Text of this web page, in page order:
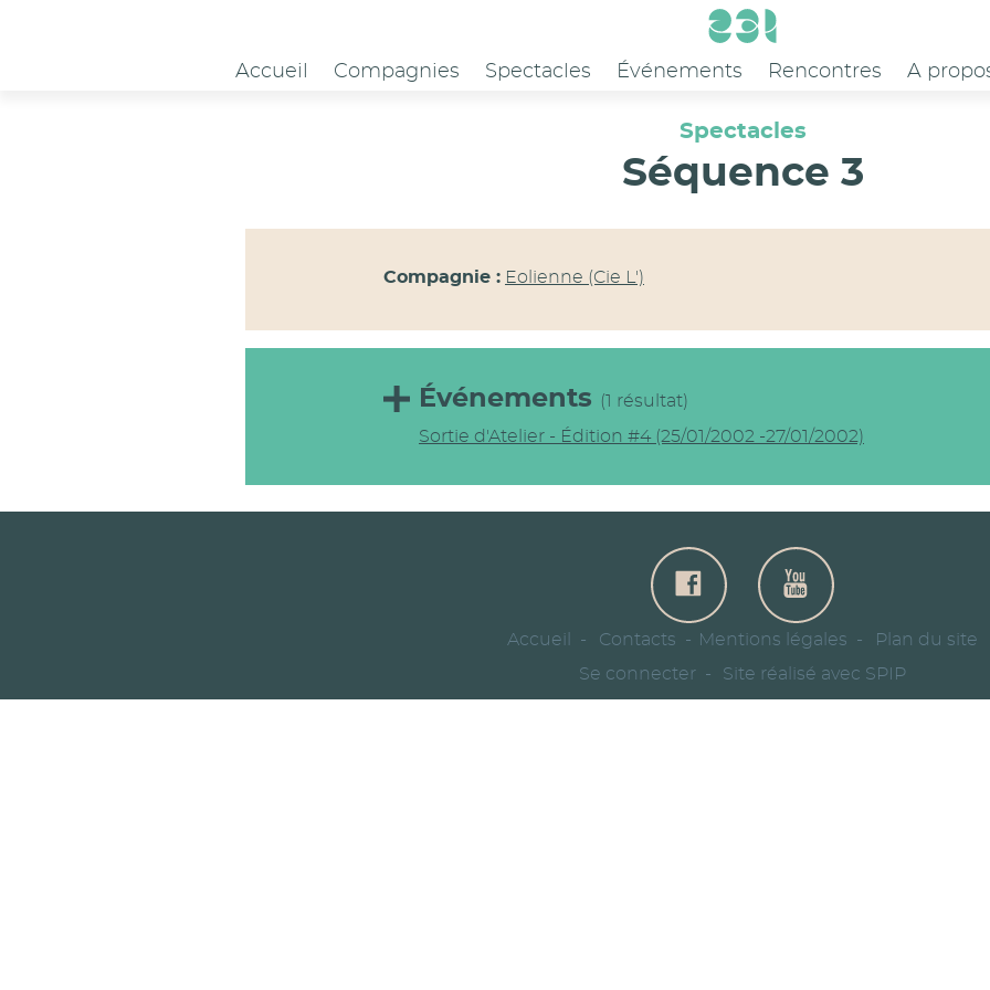
Accueil Compagnies Spectacles Événements Rencontres A
Spectacles
Séquence 3
Compagnie : Eolienne (Cie L')
Événements
(1 résultat)
Sortie d'Atelier - Édition #4 (25/01/2002 -27/01/2002)
Accueil Contacts Mentions légales
Plan du site
Se connecter
Site réalisé avec SPIP